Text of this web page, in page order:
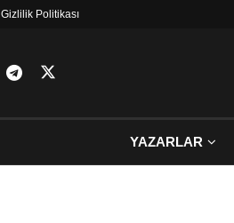
Gizlilik Politikası
YAZARLAR